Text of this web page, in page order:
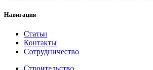
Навигация
Статьи
Контакты
Сотрудничество
Строительство